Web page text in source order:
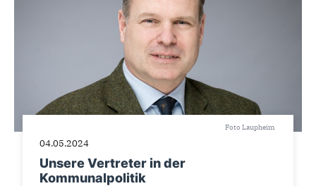
Foto Laupheim
04.05.2024
Unsere Vertreter in der
Kommunalpolitik